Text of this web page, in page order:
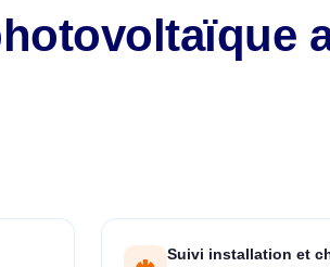
Suivi installation et